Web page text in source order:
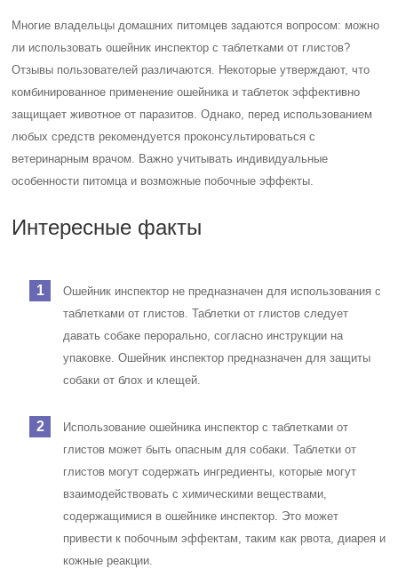
Многие владельцы домашних питомцев задаются вопросом: можно
ли использовать ошейник инспектор с таблетками от глистов?
Отзывы пользователей различаются. Некоторые утверждают, что
комбинированное применение ошейника и таблеток эффективно
защищает животное от паразитов. Однако, перед использованием
любых средств рекомендуется проконсультироваться с
ветеринарным врачом. Важно учитывать индивидуальные
особенности питомца и возможные побочные эффекты.
Интересные факты
Ошейник инспектор не предназначен для использования с
таблетками от глистов. Таблетки от глистов следует
давать собаке перорально, согласно инструкции на
упаковке. Ошейник инспектор предназначен для защиты
собаки от блох и клещей.
Использование ошейника инспектор с таблетками от
глистов может быть опасным для собаки. Таблетки от
глистов могут содержать ингредиенты, которые могут
взаимодействовать с химическими веществами,
содержащимися в ошейнике инспектор. Это может
привести к побочным эффектам, таким как рвота, диарея и
кожные реакции.